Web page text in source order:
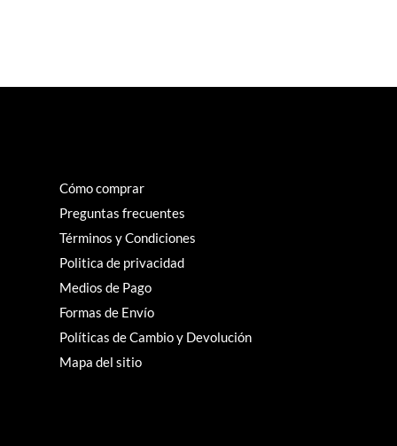
Cómo comprar
Preguntas frecuentes
Términos y Condiciones
Politica de privacidad
Medios de Pago
Formas de Envío
Políticas de Cambio y Devolución
Mapa del sitio